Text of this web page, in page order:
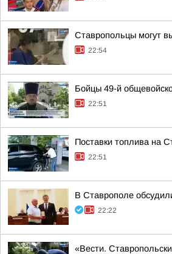
Ставропольцы могут
22:54
Бойцы 49-й
22:51
Поставки топлива на
22:51
В Ставрополе
22:22
«Вести.